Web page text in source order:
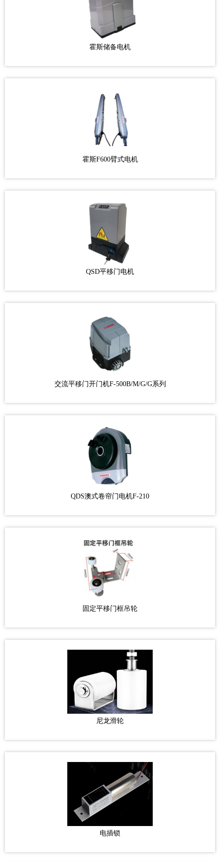
霍斯储备电机
霍斯F600臂式电机
QSD平移门电机
交流平移门开门机F-500B/M/G/G系列
QDS澳式卷帘门电机F-210
固定平移门框吊轮
尼龙滑轮
电插锁